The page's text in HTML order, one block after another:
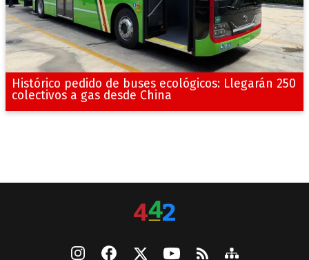
Histórico pedido de buses ecológicos: Llegarán 250
colectivos a gas desde China